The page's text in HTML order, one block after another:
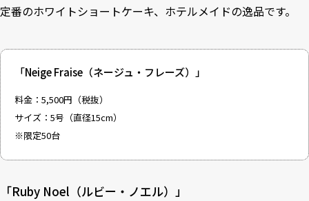
定番のホワイトショートケーキ、ホテルメイドの逸品です。
「Neige Fraise（ネージュ・フレーズ）」
料金：5,500円（税抜）
サイズ：5号（直径15cm）
※限定50台
「Ruby Noel（ルビー・ノエル）」